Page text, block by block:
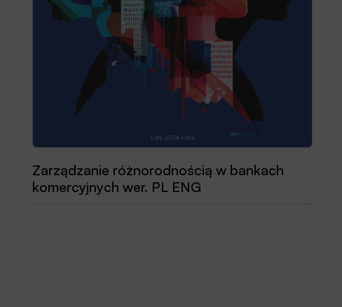
Zarządzanie różnorodnością w bankach
komercyjnych wer. PL ENG